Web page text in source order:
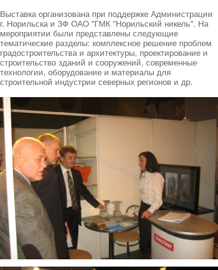
Выставка организована при поддержке Администрации
г. Норильска и ЗФ ОАО "ГМК "Норильский никель". На
мероприятии были представлены следующие
тематические разделы: комплексное решение проблем
градостроительства и архитектуры, проектирование и
строительство зданий и сооружений, современные
технологии, оборудование и материалы для
строительной индустрии северных регионов и др.